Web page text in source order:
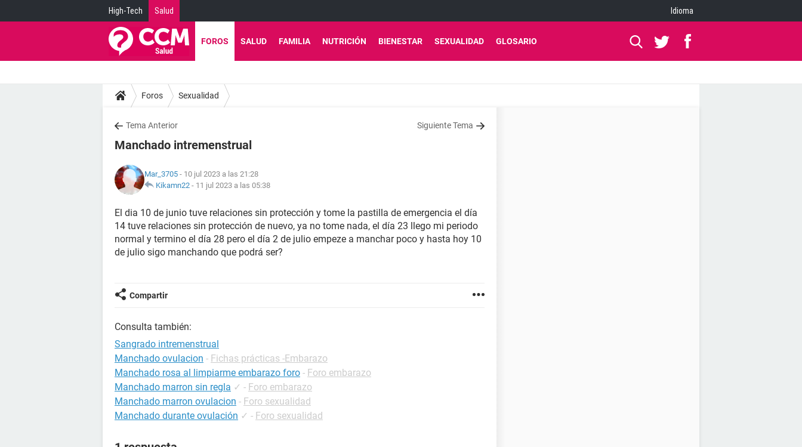
High-Tech Salud Idioma
FOROS SALUD FAMILIA NUTRICIÓN BIENESTAR SEXUALIDAD GLOSARIO
Foros Sexualidad
Tema Anterior Siguiente Tema
Manchado intremenstrual
Mar_3705 - 10 jul 2023 a las 21:28
Kikamn22 - 11 jul 2023 a las 05:38
El dia 10 de junio tuve relaciones sin protección y tome la pastilla de emergencia el día
14 tuve relaciones sin protección de nuevo, ya no tome nada, el día 23 llego mi periodo
normal y termino el día 28 pero el día 2 de julio empeze a manchar poco y hasta hoy 10
de julio sigo manchando que podrá ser?
Compartir
Consulta también:
Sangrado intremenstrual
Manchado ovulacion - Fichas prácticas -Embarazo
Manchado rosa al limpiarme embarazo foro - Foro embarazo
Manchado marron sin regla ✓ - Foro embarazo
Manchado marron ovulacion - Foro sexualidad
Manchado durante ovulación ✓ - Foro sexualidad